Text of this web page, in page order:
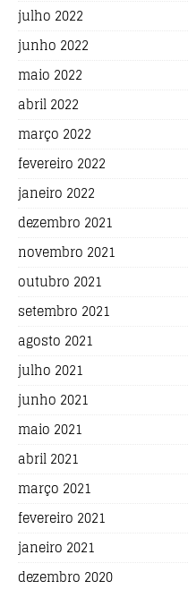
julho 2022
junho 2022
maio 2022
abril 2022
março 2022
fevereiro 2022
janeiro 2022
dezembro 2021
novembro 2021
outubro 2021
setembro 2021
agosto 2021
julho 2021
junho 2021
maio 2021
abril 2021
março 2021
fevereiro 2021
janeiro 2021
dezembro 2020